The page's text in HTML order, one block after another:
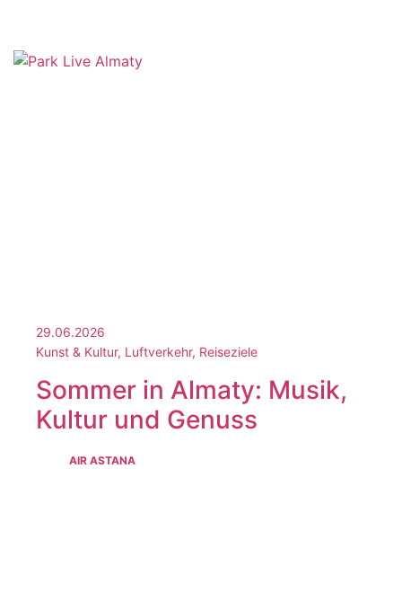
29.06.2026
Kunst & Kultur, Luftverkehr, Reiseziele
Sommer in Almaty: Musik,
Kultur und Genuss
AIR ASTANA